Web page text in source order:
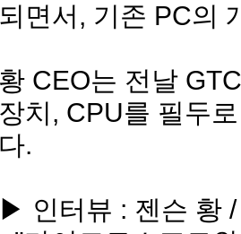
되면서, 기존 PC의
황 CEO는 전날
장치, CPU를 필두
다.
▶ 인터뷰 : 젠슨 황